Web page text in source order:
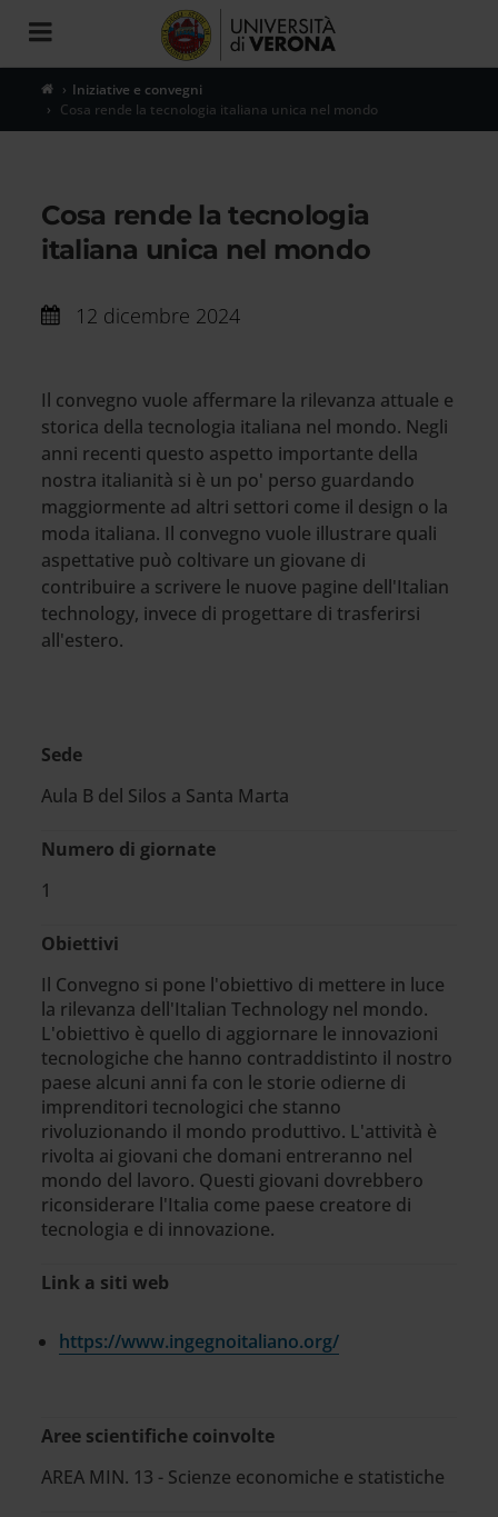
Toggle
navigation
Iniziative e convegni
Cosa rende la tecnologia italiana unica nel mondo
Cosa rende la tecnologia
italiana unica nel mondo
12 dicembre 2024
Il convegno vuole affermare la rilevanza attuale e
storica della tecnologia italiana nel mondo. Negli
anni recenti questo aspetto importante della
nostra italianità si è un po' perso guardando
maggiormente ad altri settori come il design o la
moda italiana. Il convegno vuole illustrare quali
aspettative può coltivare un giovane di
contribuire a scrivere le nuove pagine dell'Italian
technology, invece di progettare di trasferirsi
all'estero.
Sede
Aula B del Silos a Santa Marta
Numero di giornate
1
Obiettivi
Il Convegno si pone l'obiettivo di mettere in luce
la rilevanza dell'Italian Technology nel mondo.
L'obiettivo è quello di aggiornare le innovazioni
tecnologiche che hanno contraddistinto il nostro
paese alcuni anni fa con le storie odierne di
imprenditori tecnologici che stanno
rivoluzionando il mondo produttivo. L'attività è
rivolta ai giovani che domani entreranno nel
mondo del lavoro. Questi giovani dovrebbero
riconsiderare l'Italia come paese creatore di
tecnologia e di innovazione.
Link a siti web
https://www.ingegnoitaliano.org/
Aree scientifiche coinvolte
AREA MIN. 13 - Scienze economiche e statistiche